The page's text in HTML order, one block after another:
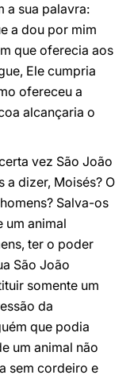
a sua palavra:
a dou por mim
que oferecia aos
Ele cumpria
ofereceu a
alcançaria o
vez São João
a dizer, Moisés? O
Salva-os
um animal
ter o poder
São João
somente um
da
que podia
um animal não
sem cordeiro e